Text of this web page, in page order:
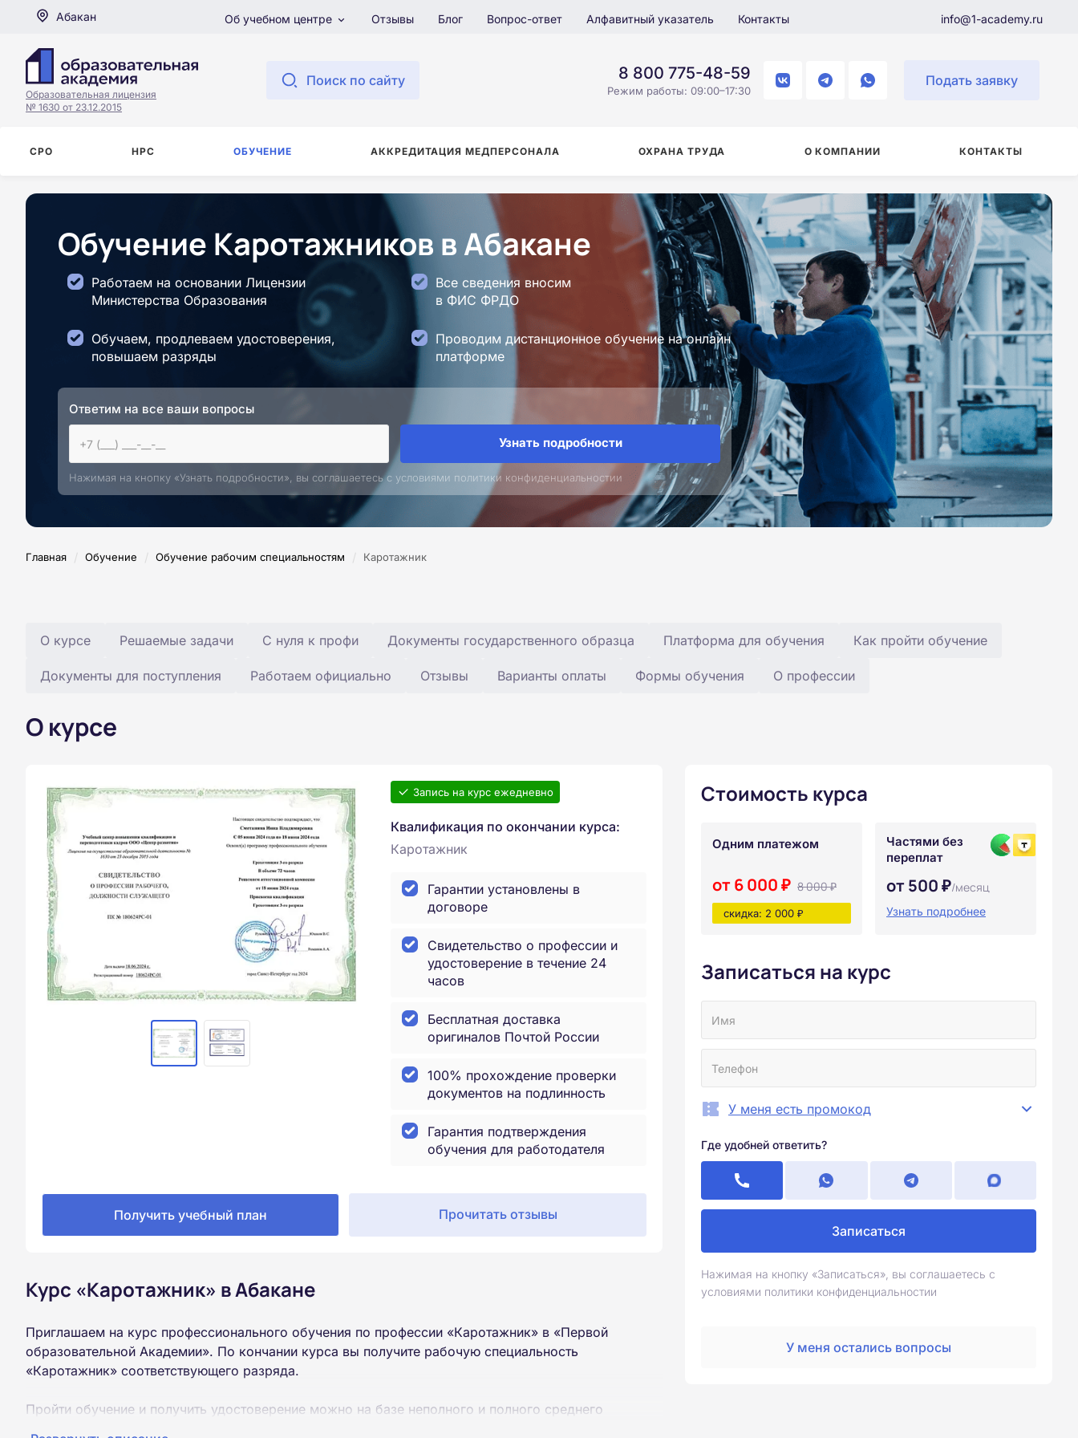
Абакан Об учебном центре Отзывы Блог Вопрос-ответ Алфавитный указатель Контакты info@1-academy.ru
Образовательная лицензия
№ 1630 от 23.12.2015
Поиск по сайту 8 800 775-48-59
Режим работы: 09:00–17:30
Подать заявку
СРО НРС ОБУЧЕНИЕ АККРЕДИТАЦИЯ МЕДПЕРСОНАЛА ОХРАНА ТРУДА О КОМПАНИИ КОНТАКТЫ
Обучение Каротажников в Абакане
Работаем на основании Лицензии
Министерства Образования
Все сведения вносим
в ФИС ФРДО
Обучаем, продлеваем удостоверения,
повышаем разряды
Проводим дистанционное обучение на онлайн
платформе
Ответим на все ваши вопросы
Узнать подробности
Нажимая на кнопку «Узнать подробности», вы соглашаетесь с условиями политики конфиденциальностии
Главная / Обучение / Обучение рабочим специальностям / Каротажник
О курсе Решаемые задачи С нуля к профи Документы государственного образца Платформа для обучения Как пройти обучение
Документы для поступления Работаем официально Отзывы Варианты оплаты Формы обучения О профессии
О курсе
Запись на курс ежедневно
Квалификация по окончании курса:
Каротажник
Гарантии установлены в
договоре
Свидетельство о профессии и
удостоверение в течение 24
часов
Бесплатная доставка
оригиналов Почтой России
100% прохождение проверки
документов на подлинность
Гарантия подтверждения
обучения для работодателя
Получить учебный план Прочитать отзывы
Курс «Каротажник» в Абакане
Приглашаем на курс профессионального обучения по профессии «Каротажник» в «Первой
образовательной Академии». По кончании курса вы получите рабочую специальность
«Каротажник» соответствующего разряда.
Пройти обучение и получить удостоверение можно на базе неполного и полного среднего
Стоимость курса
Одним платежом
от 6 000 ₽ 8 000 ₽
скидка: 2 000 ₽
Частями без
переплат
от 500 ₽/месяц
Узнать подробнее
Записаться на курс
У меня есть промокод
Где удобней ответить?
Записаться
Нажимая на кнопку «Записаться», вы соглашаетесь с
условиями политики конфиденциальностии
У меня остались вопросы